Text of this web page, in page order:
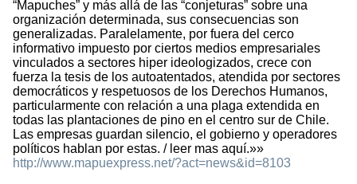
“Mapuches” y más allá de las “conjeturas” sobre una
organización determinada, sus consecuencias son
generalizadas. Paralelamente, por fuera del cerco
informativo impuesto por ciertos medios empresariales
vinculados a sectores hiper ideologizados, crece con
fuerza la tesis de los autoatentados, atendida por sectores
democráticos y respetuosos de los Derechos Humanos,
particularmente con relación a una plaga extendida en
todas las plantaciones de pino en el centro sur de Chile.
Las empresas guardan silencio, el gobierno y operadores
políticos hablan por estas. / leer mas aquí.»»
http://www.mapuexpress.net/?act=news&id=8103